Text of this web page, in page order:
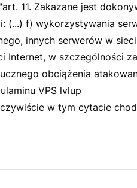
11. Zakazane jest
(...) f) wykorzystywania
innych serwerów w
Internet, w szczególności
obciążenia
VPS lvlup
w tym cytacie